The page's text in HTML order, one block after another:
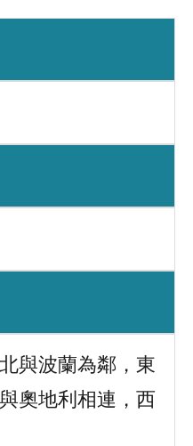
與波蘭為鄰，東
奧地利相連，西